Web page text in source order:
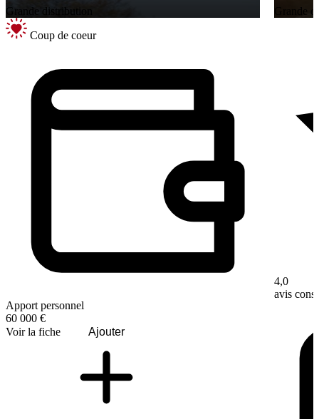
Grande distribution
Coup de coeur
Apport personnel
60 000 €
Voir la fiche
Ajouter
Grande
4,0
avis